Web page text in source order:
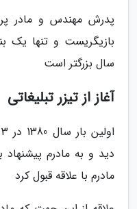
پدرش مهندس و مادر
سال بزرگتر است
آغاز از تیزر تبلیغاتی
دید و به مادرم پیشنهاد
مادرم با علاقه قبول کرد